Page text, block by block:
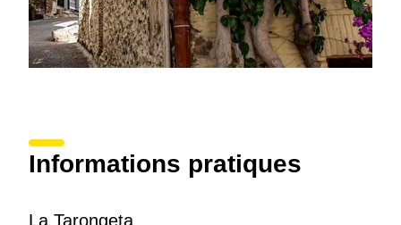
Informations pratiques
La Tarongeta